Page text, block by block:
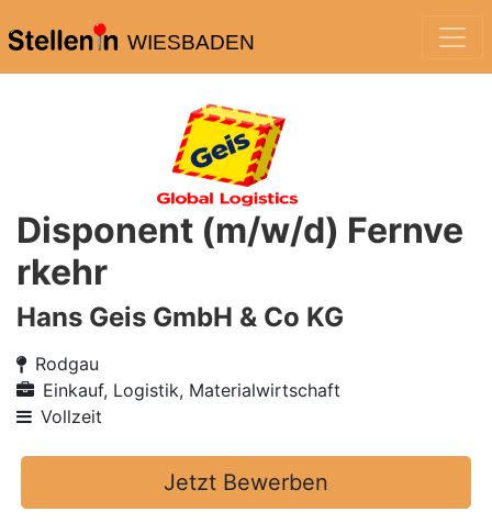
WIESBADEN
Disponent (m/w/d) Fernve
rkehr
Hans Geis GmbH & Co KG
Rodgau
Einkauf, Logistik, Materialwirtschaft
Vollzeit
Jetzt Bewerben